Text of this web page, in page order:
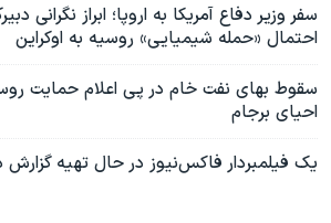
سفر وزیر دفاع آمریکا به اروپا؛ ابراز نگرانی
احتمال «حمله شیمیایی» روسیه به اوکراین
سقوط بهای نفت خام در پی اعلام حمایت
احیای برجام
یک فیلمبردار فاکس‌نیوز در حال تهیه گزارش